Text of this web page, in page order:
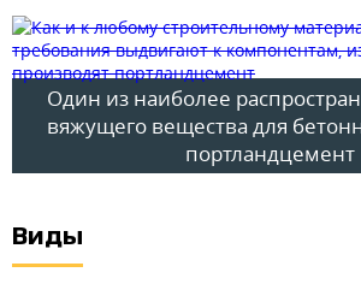
Один из наиболее
вяжущего вещества для
портландцемент
Виды